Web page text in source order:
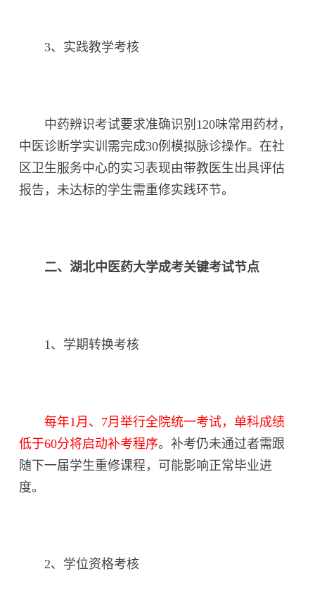
3、实践教学考核
中药辨识考试要求准确识别120味常用药材，
中医诊断学实训需完成30例模拟脉诊操作。在社
区卫生服务中心的实习表现由带教医生出具评估
报告，未达标的学生需重修实践环节。
二、湖北中医药大学成考关键考试节点
1、学期转换考核
每年1月、7月举行全院统一考试，单科成绩
低于60分将启动补考程序。补考仍未通过者需跟
随下一届学生重修课程，可能影响正常毕业进
度。
2、学位资格考核